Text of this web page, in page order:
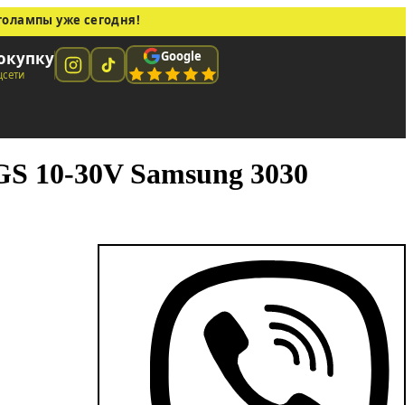
уже сегодня!
Google
10-30V Samsung 3030